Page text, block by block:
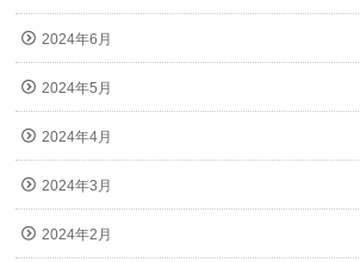
2024年6月
2024年5月
2024年4月
2024年3月
2024年2月